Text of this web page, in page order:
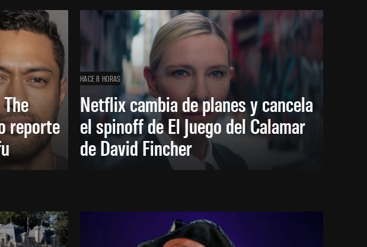
reporte
HACE 8 HORAS
Netflix cambia de planes y cancela
el spinoff de El Juego del Calamar
de David Fincher